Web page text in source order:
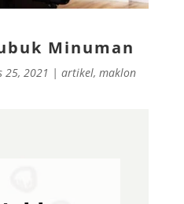
Minuman
25, 2021 | artikel, maklon